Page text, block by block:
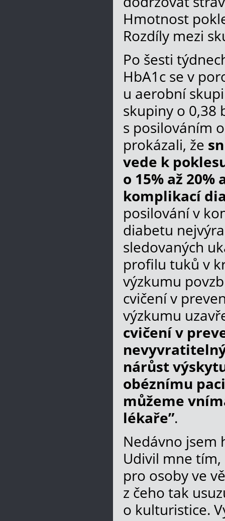
Hmotnost
Rozdíly mezi
Po šesti
HbA1c se v
u aerobní
skupiny o 0,38
s posilováním
prokázali, že
vede k
o 15% až
komplikací
posilování v
diabetu
sledovaných
profilu tuků v
výzkumu
cvičení v
výzkumu
cvičení v
nárůst
obéznímu
můžeme
lékaře”.
Nedávno jsem
Udivil mne
pro osoby ve
z čeho tak
o kulturistice.